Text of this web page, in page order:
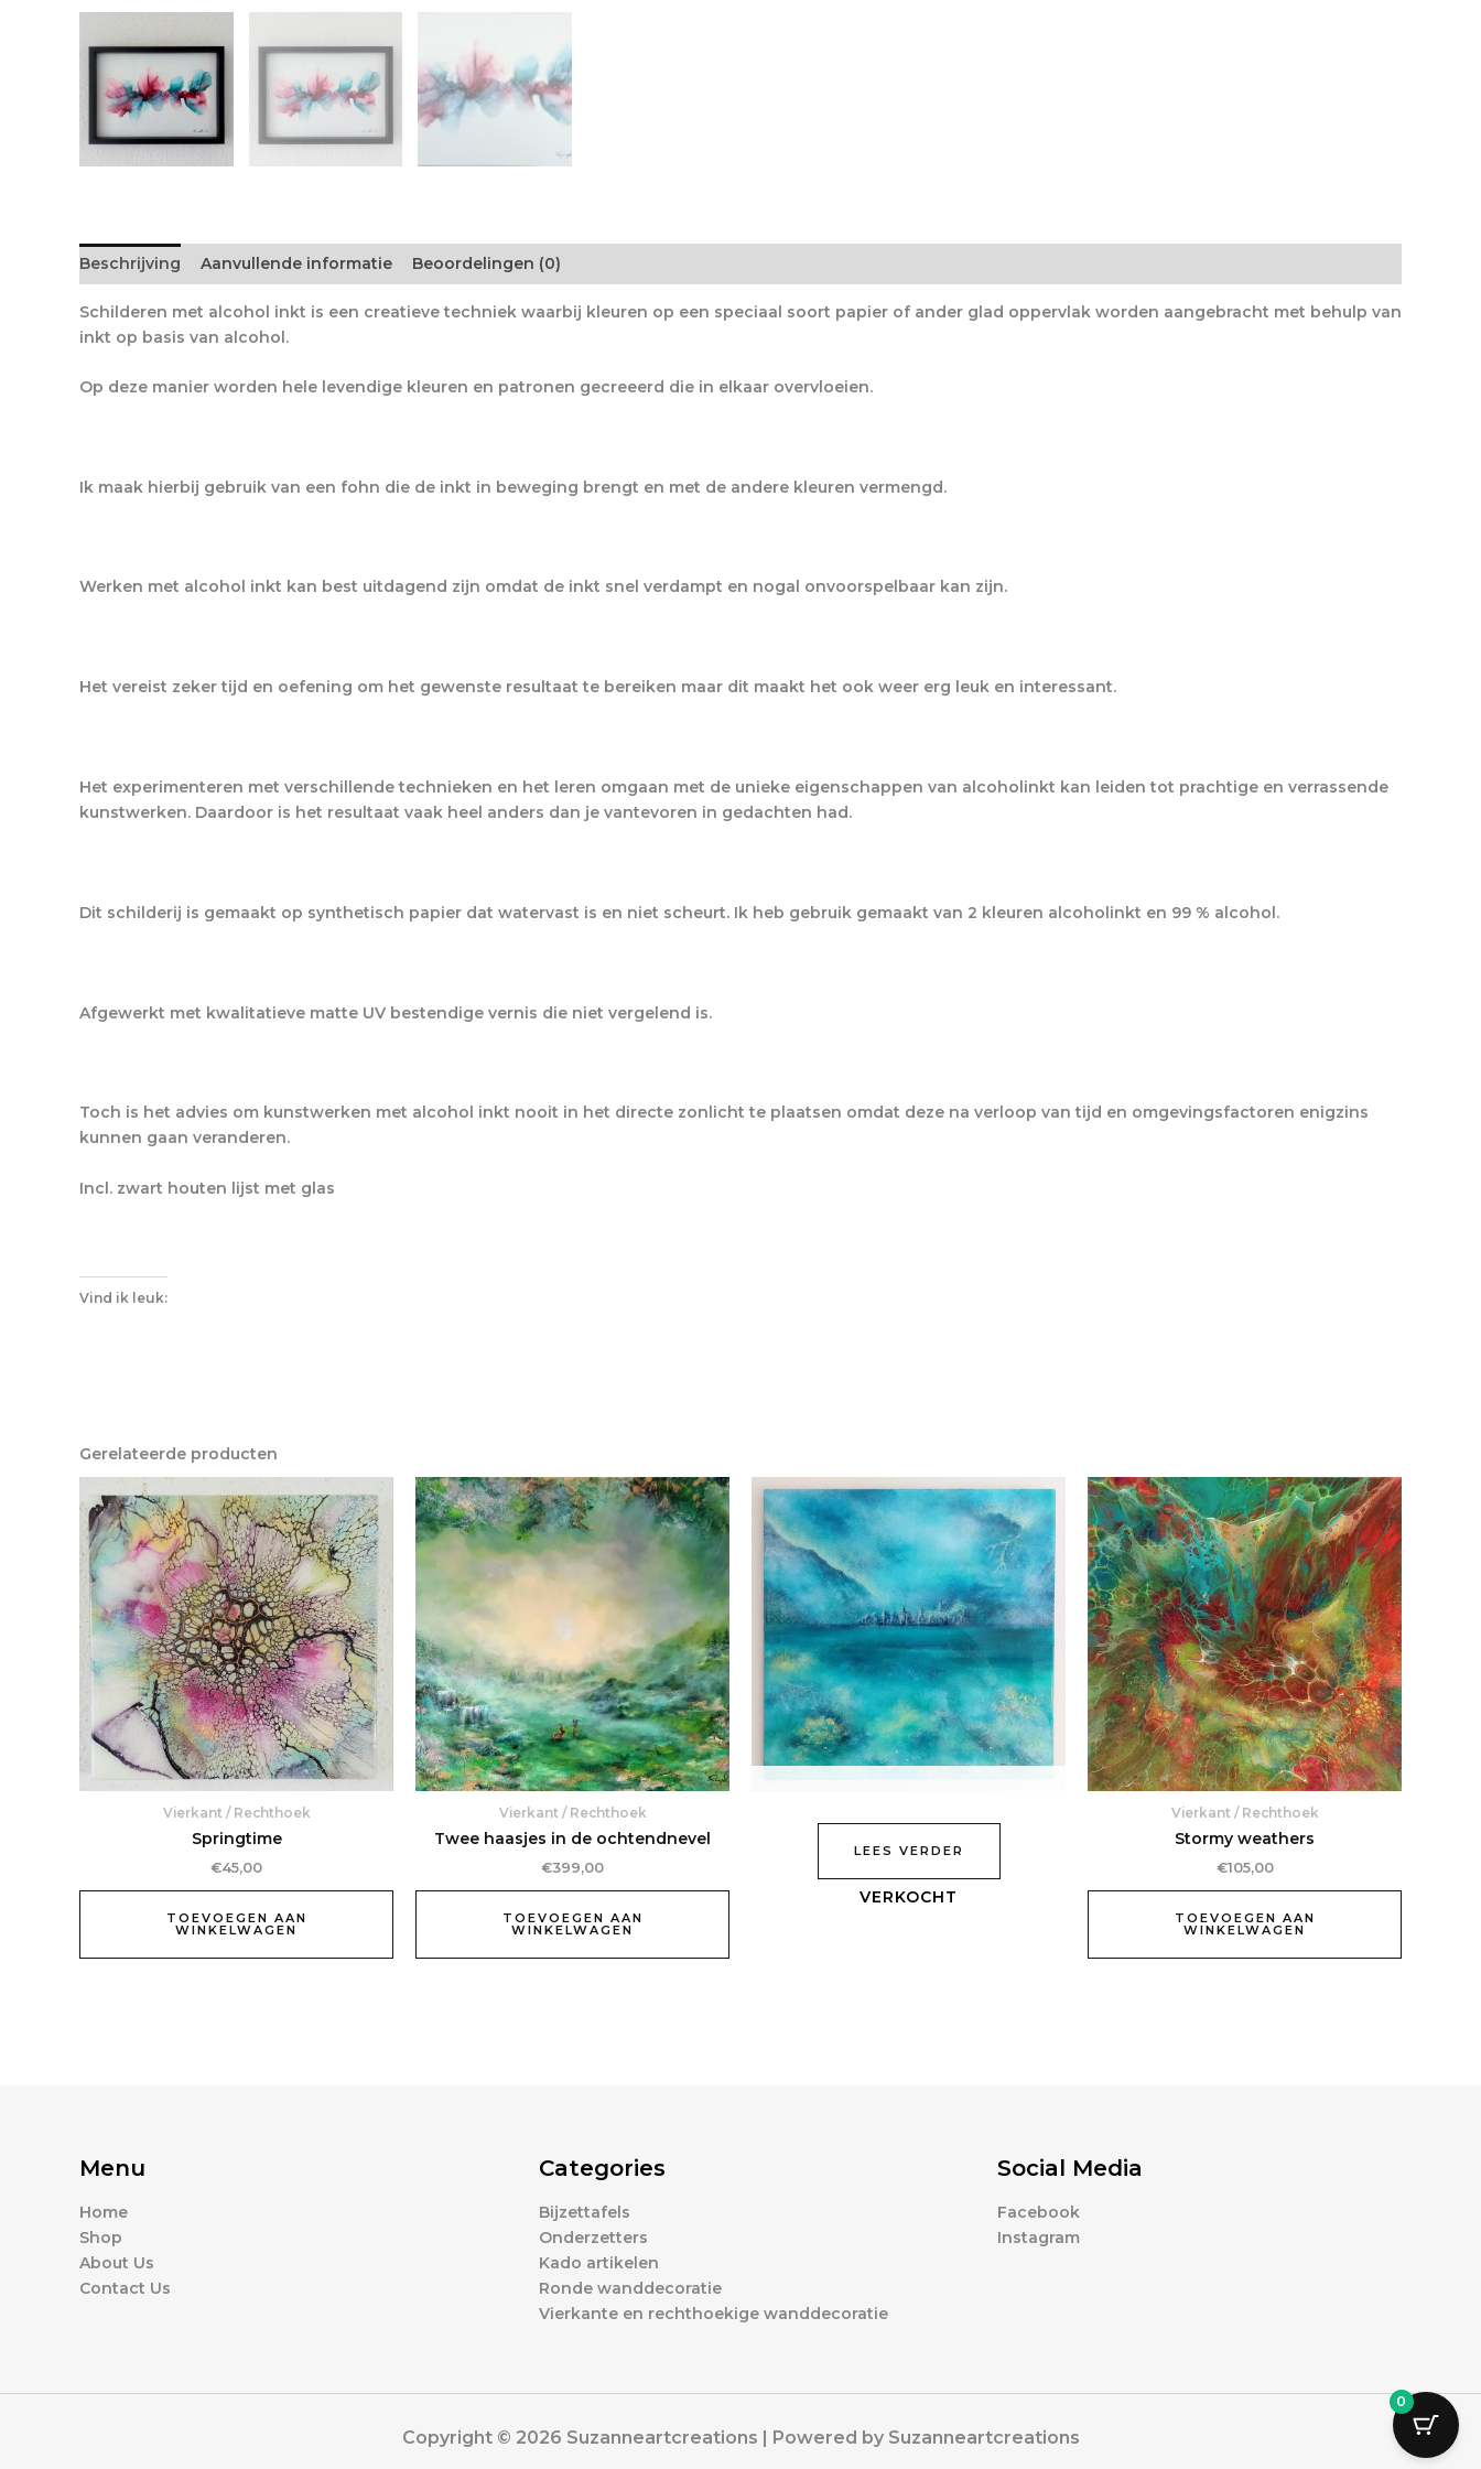
Beschrijving Aanvullende informatie Beoordelingen (0)
Schilderen met alcohol inkt is een creatieve techniek waarbij kleuren op een speciaal soort papier of ander glad oppervlak worden aangebracht met behulp van
inkt op basis van alcohol.
Op deze manier worden hele levendige kleuren en patronen gecreeerd die in elkaar overvloeien.
Ik maak hierbij gebruik van een fohn die de inkt in beweging brengt en met de andere kleuren vermengd.
Werken met alcohol inkt kan best uitdagend zijn omdat de inkt snel verdampt en nogal onvoorspelbaar kan zijn.
Het vereist zeker tijd en oefening om het gewenste resultaat te bereiken maar dit maakt het ook weer erg leuk en interessant.
Het experimenteren met verschillende technieken en het leren omgaan met de unieke eigenschappen van alcoholinkt kan leiden tot prachtige en verrassende
kunstwerken. Daardoor is het resultaat vaak heel anders dan je vantevoren in gedachten had.
Dit schilderij is gemaakt op synthetisch papier dat watervast is en niet scheurt. Ik heb gebruik gemaakt van 2 kleuren alcoholinkt en 99 % alcohol.
Afgewerkt met kwalitatieve matte UV bestendige vernis die niet vergelend is.
Toch is het advies om kunstwerken met alcohol inkt nooit in het directe zonlicht te plaatsen omdat deze na verloop van tijd en omgevingsfactoren enigzins
kunnen gaan veranderen.
Incl. zwart houten lijst met glas
Vind ik leuk:
Gerelateerde producten
Vierkant / Rechthoek
Springtime
€45,00
TOEVOEGEN AAN
WINKELWAGEN
Vierkant / Rechthoek
Twee haasjes in de ochtendnevel
€399,00
TOEVOEGEN AAN
WINKELWAGEN
LEES VERDER
Vierkant / Rechthoek
Stormy weathers
€105,00
TOEVOEGEN AAN
WINKELWAGEN
Menu
Home
Shop
About Us
Contact Us
Categories
Bijzettafels
Onderzetters
Kado artikelen
Ronde wanddecoratie
Vierkante en rechthoekige wanddecoratie
Social Media
Facebook
Instagram
Copyright © 2026 Suzanneartcreations | Powered by Suzanneartcreations
0